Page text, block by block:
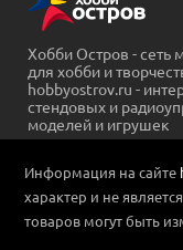
Хобби Остров - сеть
для хобби и
hobbyostrov.ru -
стендовых и
моделей и игрушек
Информация на сайте
характер и не
товаров могут быть